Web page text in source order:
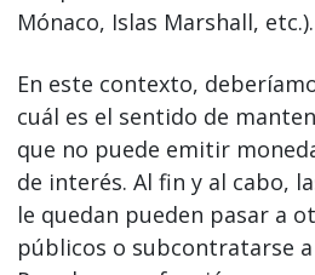
Mónaco, Islas Marshall, etc.).
En este contexto,
cuál es el sentido de
que no puede emitir
de interés. Al fin y al cabo,
le quedan pueden pasar a
públicos o subcontratarse